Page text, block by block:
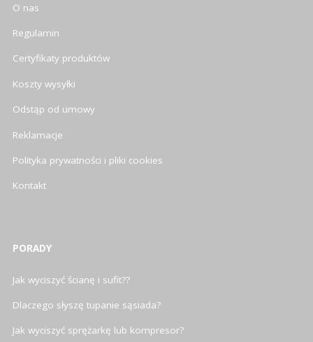
O nas
Regulamin
Certyfikaty produktów
Koszty wysyłki
Odstąp od umowy
Reklamacje
Polityka prywatności i pliki cookies
Kontakt
PORADY
Jak wyciszyć ścianę i sufit??
Dlaczego słyszę tupanie sąsiada?
Jak wyciszyć sprężarkę lub kompresor?